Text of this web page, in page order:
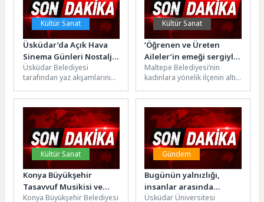
Kültür Sanat
Üsküdar’da Açık Hava
Sinema Günleri Nostalji
Dolu Klasiklerle Devam
Ediyor
Üsküdar Belediyesi
tarafından yaz akşamlarını
buluşturmak amacıyla
düzenlenen “Üsküdar’da
İzler İken” Açık...
Kültür Sanat
‘Öğrenen ve Üreten
Aileler’in emeği sergiyle
taçlandı
Maltepe Belediyesi’nin
kadınlara yönelik ilçenin altı
kadın danışma ve sosyal
yaşam merkezlerinde...
Kültür Sanat
Konya Büyükşehir
Tasavvuf Musikisi ve
Sema Topluluğu
Konya Büyükşehir Belediyesi
Gündem
Bugünün yalnızlığı,
insanlar arasında
insansız kalma hali!
Üsküdar Üniversitesi